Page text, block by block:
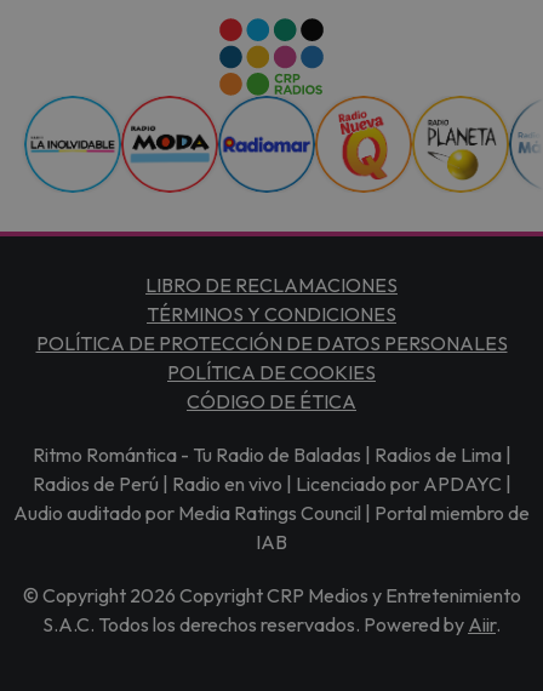
LIBRO DE RECLAMACIONES
TÉRMINOS Y CONDICIONES
POLÍTICA DE PROTECCIÓN DE DATOS PERSONALES
POLÍTICA DE COOKIES
CÓDIGO DE ÉTICA
Ritmo Romántica - Tu Radio de Baladas | Radios de Lima |
Radios de Perú | Radio en vivo | Licenciado por APDAYC |
Audio auditado por Media Ratings Council | Portal miembro de
IAB
© Copyright 2026 Copyright CRP Medios y Entretenimiento
S.A.C. Todos los derechos reservados. Powered by Aiir.